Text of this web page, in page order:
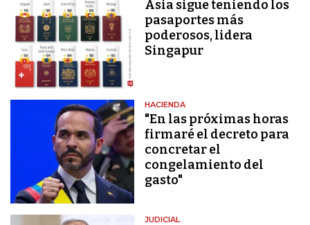
Asia sigue teniendo los
pasaportes más
poderosos, lidera
Singapur
HACIENDA
"En las próximas horas
firmaré el decreto para
concretar el
congelamiento del
gasto"
JUDICIAL